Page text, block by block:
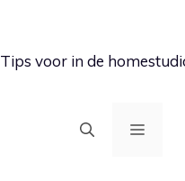
Tips voor in de
MENU